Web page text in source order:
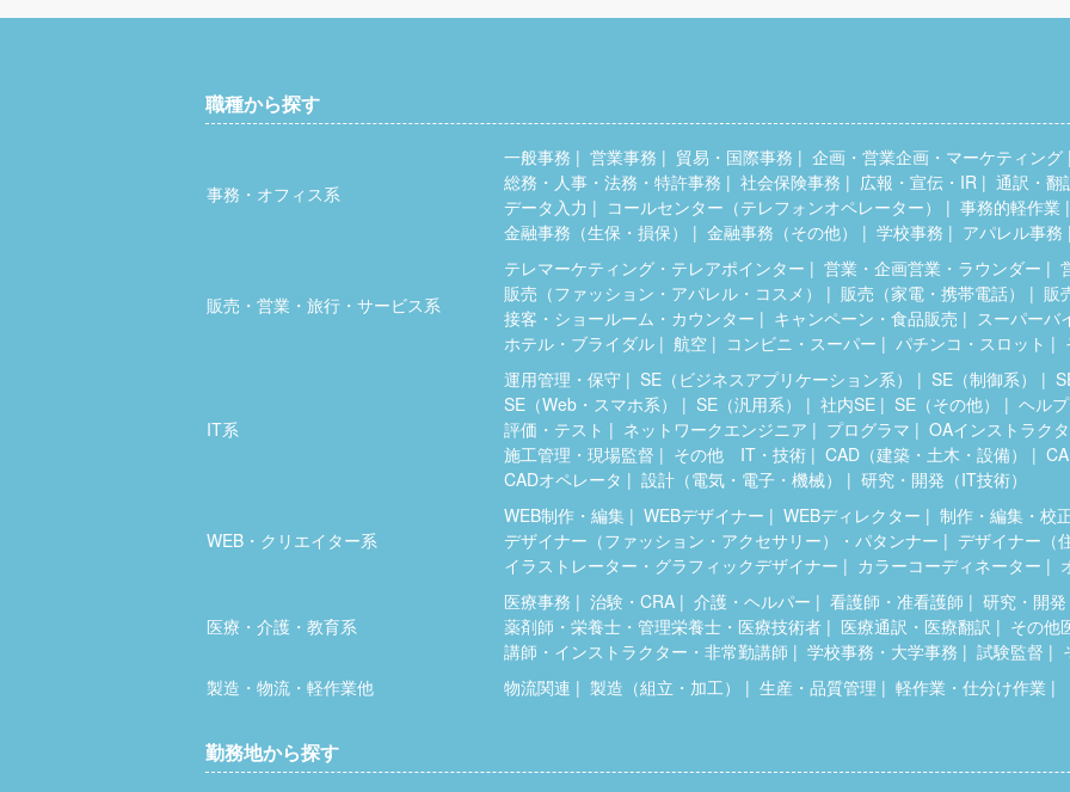
職種から探す
事務・オフィス系
一般事務 営業事務 貿易・国際事務
企画・営業企画・マーケティング
総務・人事・法務・特許事務
社会保険事務 広報・宣伝・IR
通訳・翻
データ入力
コールセンター（テレフォンオペレーター）
事務的軽作業
金融事務（生保・損保）
金融事務（その他） 学校事務 アパレル事務
販売・営業・旅行・サービス系
テレマーケティング・テレアポインター 営業・企画営業・ラウンダー
販売（ファッション・アパレル・コスメ）
販売（家電・携帯電話）
販
接客・ショールーム・カウンター
キャンペーン・食品販売
スーパーバ
ホテル・ブライダル
航空 コンビニ・スーパー パチンコ・スロット
IT系
運用管理・保守 SE（ビジネスアプリケーション系） SE（制御系）
SE（Web・スマホ系）
SE（汎用系） 社内SE SE（その他）
ヘル
評価・テスト
ネットワークエンジニア プログラマ
OAインストラク
施工管理・現場監督
その他 IT・技術 CAD（建築・土木・設備）
CADオペレータ
設計（電気・電子・機械） 研究・開発（IT技術）
WEB・クリエイター系
WEB制作・編集 WEBデザイナー WEBディレクター
制作・編集・校
デザイナー（ファッション・アクセサリー）・パタンナー
デザイナー（
イラストレーター・グラフィックデザイナー
カラーコーディネーター
医療・介護・教育系
医療事務 治験・CRA 介護・ヘルパー 看護師・准看護師
研究・開
薬剤師・栄養士・管理栄養士・医療技術者
医療通訳・医療翻訳
その他
講師・インストラクター・非常勤講師
学校事務・大学事務 試験監督
製造・物流・軽作業他
物流関連 製造（組立・加工） 生産・品質管理 軽作業・仕分け作業
勤務地から探す